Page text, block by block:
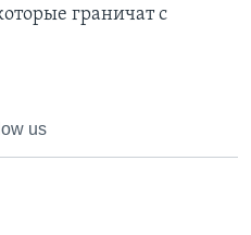
граничат с
us